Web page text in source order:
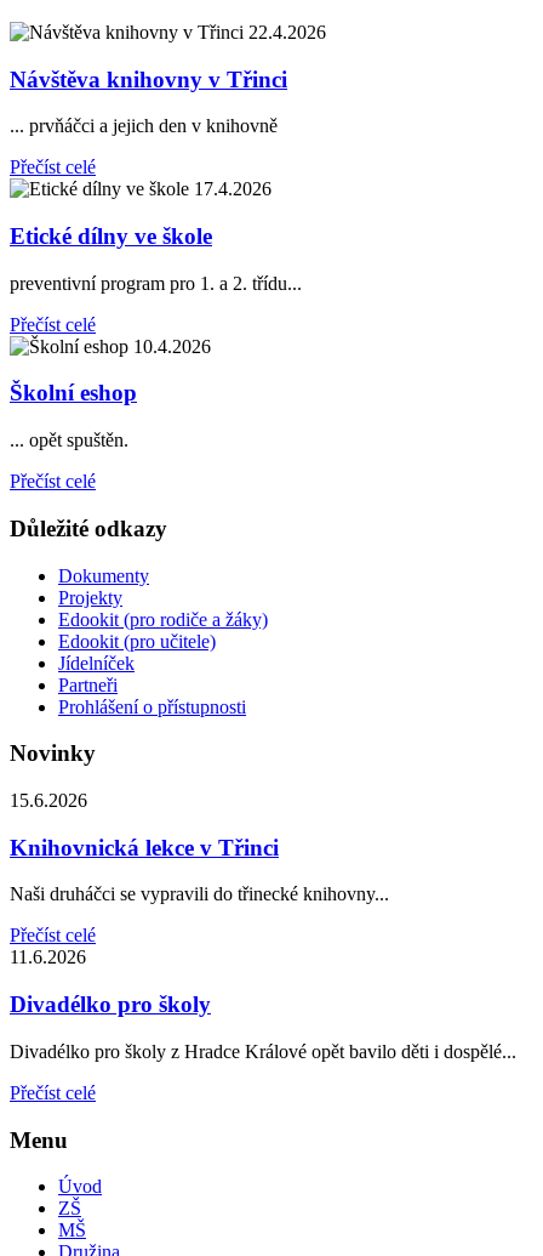
22.4.2026
Návštěva knihovny v Třinci
... prvňáčci a jejich den v knihovně
Přečíst celé
17.4.2026
Etické dílny ve škole
preventivní program pro 1. a 2. třídu...
Přečíst celé
10.4.2026
Školní eshop
... opět spuštěn.
Přečíst celé
Důležité odkazy
Dokumenty
Projekty
Edookit (pro rodiče a žáky)
Edookit (pro učitele)
Jídelníček
Partneři
Prohlášení o přístupnosti
Novinky
15.6.2026
Knihovnická lekce v Třinci
Naši druháčci se vypravili do třinecké knihovny...
Přečíst celé
11.6.2026
Divadélko pro školy
Divadélko pro školy z Hradce Králové opět bavilo děti i dospělé...
Přečíst celé
Menu
Úvod
ZŠ
MŠ